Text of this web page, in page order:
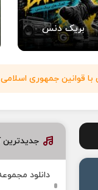
بریک دنس
قوانین جمهوری
دانلود